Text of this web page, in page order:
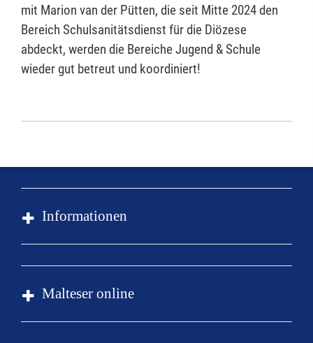
mit Marion van der Pütten, die seit Mitte 2024 den
Bereich Schulsanitätsdienst für die Diözese
abdeckt, werden die Bereiche Jugend & Schule
wieder gut betreut und koordiniert!
Informationen
Kontakt
Impressum
Malteser online